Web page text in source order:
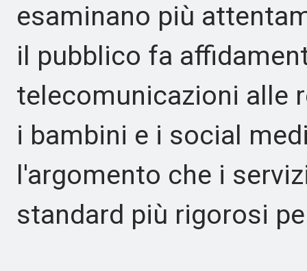
esaminano più
il pubblico fa
telecomunicazioni alle
i bambini e i social
l'argomento che i
standard più rigorosi